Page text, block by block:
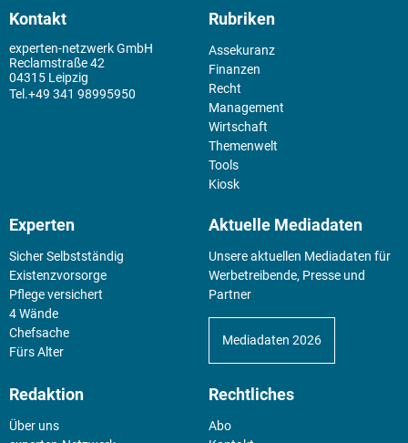
Kontakt
experten-netzwerk GmbH
Reclamstraße 42
04315 Leipzig
+49 341 98995950
Rubriken
Assekuranz
Finanzen
Recht
Management
Wirtschaft
Themenwelt
Tools
Kiosk
Experten
Sicher Selbstständig
Existenz­vorsorge
Pflege versichert
4 Wände
Chefsache
Fürs Alter
Aktuelle Mediadaten
Unsere aktuellen Mediadaten für
Werbetreibende, Presse und
Partner
Mediadaten 2026
Redaktion
Über uns
Rechtliches
Abo